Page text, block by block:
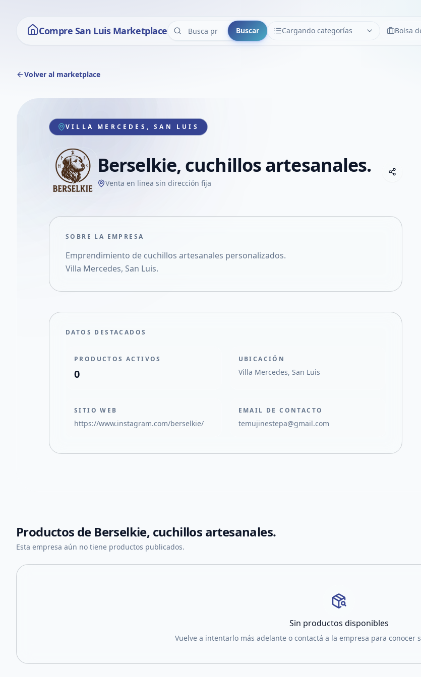
Compre San Luis Marketplace Buscar Cargando categorías
CATEGORÍAS LimpiarBolsa
Volver al marketplace
VILLA MERCEDES, SAN LUIS
Berselkie, cuchillos artesanales.
Venta en linea sin dirección fija
SOBRE LA EMPRESA
Emprendimiento de cuchillos artesanales personalizados.
Villa Mercedes, San Luis.
DATOS DESTACADOS
PRODUCTOS ACTIVOS
0
UBICACIÓN
Villa Mercedes, San Luis
SITIO WEB
https://www.instagram.com/berselkie/
EMAIL DE CONTACTO
temujinestepa@gmail.com
Productos de Berselkie, cuchillos artesanales.
Esta empresa aún no tiene productos publicados.
Sin productos disponibles
Vuelve a intentarlo más adelante o contactá a la empresa para conocer